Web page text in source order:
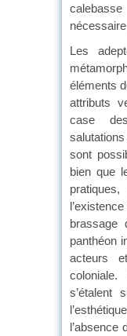
Les
éléments
attributs
case
sont
bien que
brassage
panthéon
acteurs
s’étalent
l’absence